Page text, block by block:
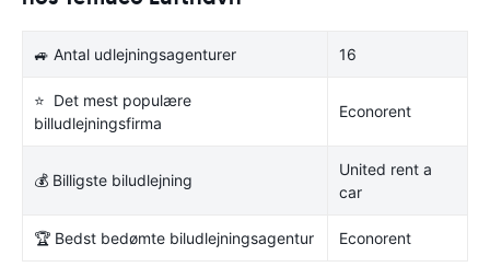
🚙 Antal udlejningsagenturer 16
⭐ Det mest populære
billudlejningsfirma
Econorent
💰 Billigste biludlejning
United rent a
car
🏆 Bedst bedømte biludlejningsagentur Econorent